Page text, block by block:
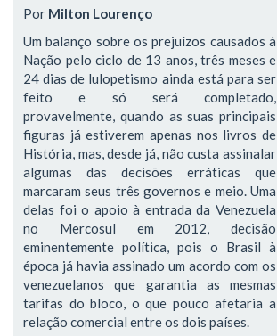
Por Milton Lourenço
Um balanço sobre os prejuízos causados à
Nação pelo ciclo de 13 anos, três meses e
24 dias de lulopetismo ainda está para ser
feito e só será completado,
provavelmente, quando as suas principais
figuras já estiverem apenas nos livros de
História, mas, desde já, não custa assinalar
algumas das decisões erráticas que
marcaram seus três governos e meio. Uma
delas foi o apoio à entrada da Venezuela
no Mercosul em 2012, decisão
eminentemente política, pois o Brasil à
época já havia assinado um acordo com os
venezuelanos que garantia as mesmas
tarifas do bloco, o que pouco afetaria a
relação comercial entre os dois países.